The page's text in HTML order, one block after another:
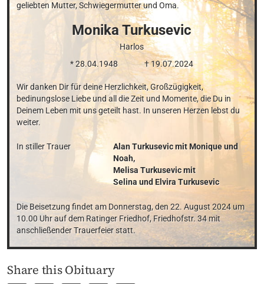
geliebten Mutter, Schwiegermutter und Oma.
MonikaTurkusevic
Harlos
* 28.04.1948
† 19.07.2024
Wir danken Dir für deine Herzlichkeit, Großzügigkeit,
bedinungslose Liebe und all die Zeit und Momente, die Du in
Deinem Leben mit uns geteilt hast. In unseren Herzen lebst du
weiter.
In stiller Trauer
Alan Turkusevic mit Monique und
Noah,
Melisa Turkusevic mit
Selina und Elvira Turkusevic
Die Beisetzung findet am Donnerstag, den 22. August 2024 um
10.00 Uhr auf dem Ratinger Friedhof, Friedhofstr. 34 mit
anschließender Trauerfeier statt.
Share this Obituary